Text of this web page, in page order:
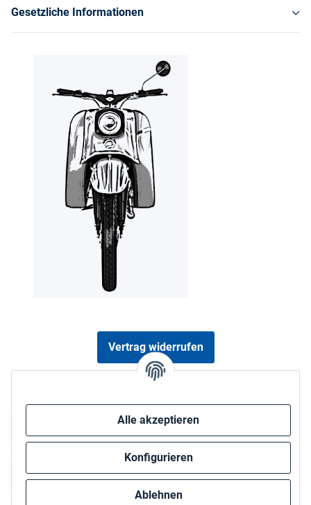
Alle akzeptieren
Konfigurieren
Ablehnen
Gesetzliche Informationen
Vertrag widerrufen